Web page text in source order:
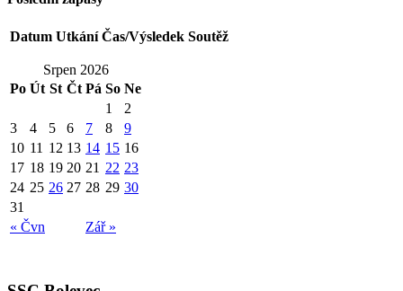
Datum Utkání Čas/Výsledek Soutěž
Srpen 2026
Po Út St Čt Pá So Ne
« Čvn Zář »
1
2
3
4 5 6 7 8
9
10 11 12 13 14 15 16
17 18 19 20 21 22 23
24 25 26 27 28 29 30
31